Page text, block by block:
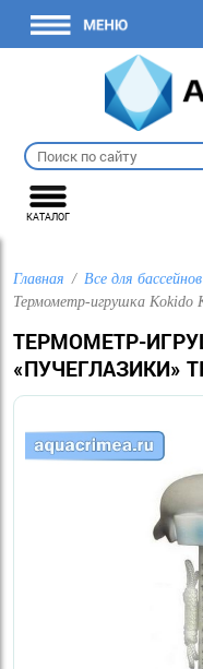
КАТАЛОГ
Главная Все для бассейнов
Термометр-игрушка Kokido
ТЕРМОМЕТР-
«ПУЧЕГЛАЗИКИ»